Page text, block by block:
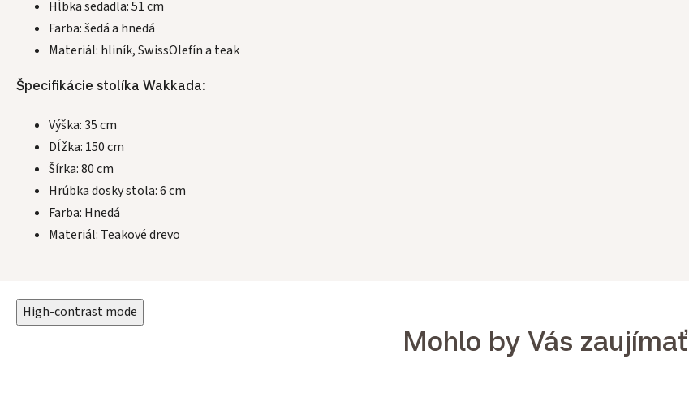
Hĺbka sedadla: 51 cm
Farba: šedá a hnedá
Materiál: hliník, SwissOlefín a teak
Špecifikácie stolíka Wakkada:
Výška: 35 cm
Dĺžka: 150 cm
Šírka: 80 cm
Hrúbka dosky stola: 6 cm
Farba: Hnedá
Materiál: Teakové drevo
High-contrast mode
Mohlo by Vás zaujímať